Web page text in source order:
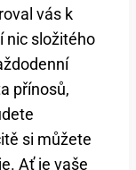
vás k
nic složitého
přínosů,
si můžete
Ať je vaše